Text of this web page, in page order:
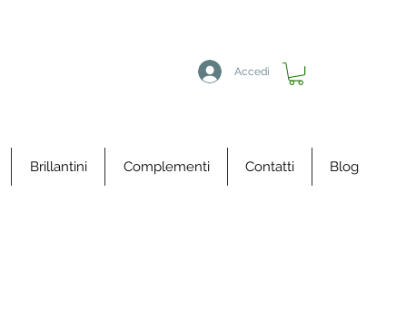
Accedi
Brillantini Complementi Contatti Blog